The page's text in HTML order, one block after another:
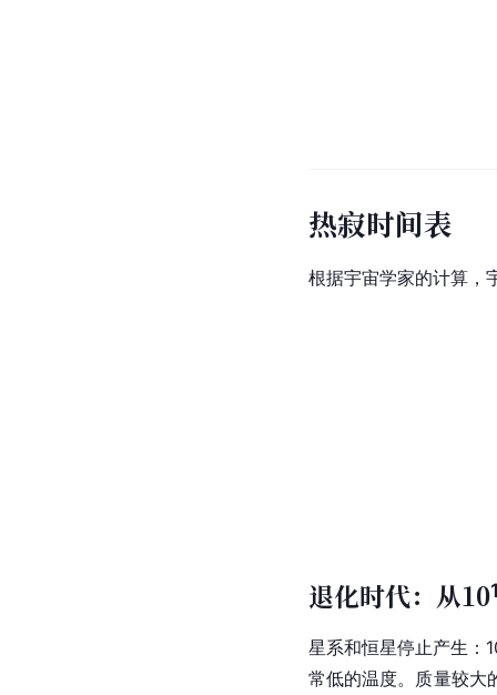
热寂时间表
根据宇宙学家的计算，
退化时代：从10
星系和恒星停止产生：
常低的温度。质量较大